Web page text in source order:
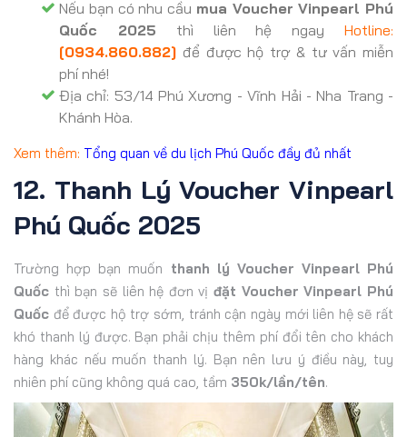
Nếu bạn có nhu cầu mua Voucher Vinpearl Phú
Quốc 2025 thì liên hệ ngayHotline:
[0934.860.882] để được hộ trợ & tư vấn miễn
phí nhé!
Địa chỉ: 53/14 Phú Xương - Vĩnh Hải - Nha Trang -
Khánh Hòa.
Xem thêm: Tổng quan về du lịch Phú Quốc đầy đủ nhất
12. Thanh Lý Voucher Vinpearl
Phú Quốc 2025
Trường hợp bạn muốn thanh lý Voucher Vinpearl Phú
Quốc thì bạn sẽ liên hệ đơn vịđặt Voucher Vinpearl Phú
Quốc để được hộ trợ sớm, tránh cận ngày mới liên hệ sẽ rất
khó thanh lý được. Bạn phải chịu thêm phí đổi tên cho khách
hàng khác nếu muốn thanh lý. Bạn nên lưu ý điều này, tuy
nhiên phí cũng không quá cao, tầm 350k/lần/tên.